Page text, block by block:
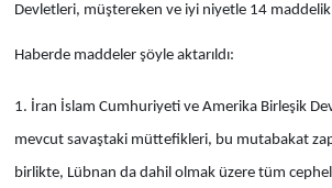
Devletleri, müştereken ve iyi niyetle 14 maddelik
Haberde maddeler şöyle aktarıldı:
1. İran İslam Cumhuriyeti ve Amerika Birleşik
mevcut savaştaki müttefikleri, bu mutabakat
birlikte, Lübnan da dahil olmak üzere tüm